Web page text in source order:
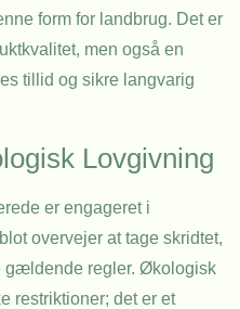
form for landbrug. Det er
men også en
tillid og sikre langvarig
Lovgivning
er engageret i
overvejer at tage skridtet,
gældende regler. Økologisk
restriktioner; det er et